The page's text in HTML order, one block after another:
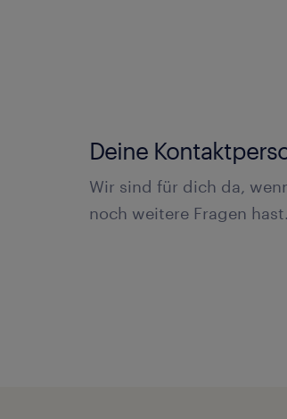
Deine
Wir sind für dich da,
noch weitere Fragen hast.